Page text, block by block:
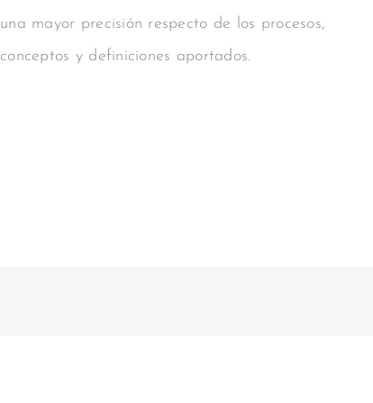
una mayor precisión respecto de los procesos,
conceptos y definiciones aportados.